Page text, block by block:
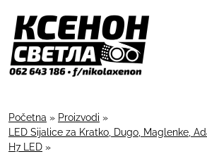
Početna » Proizvodi »
LED Sijalice za Kratko, Dugo, Maglenke,
H7 LED »